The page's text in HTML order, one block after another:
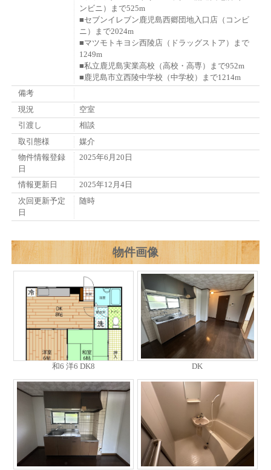
ンビニ）まで525m
■セブンイレブン鹿児島西郷団地入口店（コンビ
ニ）まで2024m
■マツモトキヨシ西陵店（ドラッグストア）まで
1249m
■私立鹿児島実業高校（高校・高専）まで952m
■鹿児島市立西陵中学校（中学校）まで1214m
備考
現況
空室
引渡し
相談
取引態様
媒介
物件情報登録
日
2025年6月20日
情報更新日
2025年12月4日
次回更新予定
日
随時
物件画像
和6 洋6 DK8 DK